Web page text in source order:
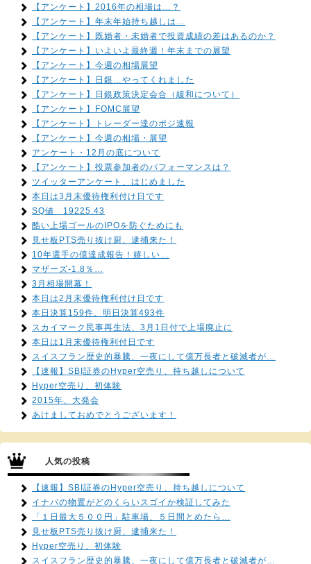
【アンケート】2016年の相場は…？
【アンケート】年末年始持ち越しは…
【アンケート】既婚者・未婚者で投資成績の差はあるのか？
【アンケート】いよいよ最終週！年末までの展望
【アンケート】今週の相場展望
【アンケート】日銀…やってくれました
【アンケート】日銀政策決定会合（緩和について）
【アンケート】FOMC展望
【アンケート】トレーダー達のポジ速報
【アンケート】今週の相場・展望
アンケート・12月の底について
【アンケート】投票参加者のパフォーマンスは？
ツイッターアンケート、はじめました
本日は3月末優待権利付け日です
SQ値 19225.43
酷い上場ゴールのIPOを防ぐためにも
見せ板PTS売り抜け厨、逮捕来た！
10年選手の億達成報告！嬉しい…
マザーズ-1.8％…
3月相場開幕！
本日は2月末優待権利付け日です
本日決算159件、明日決算493件
スカイマーク民事再生法、3月1日付で上場廃止に
本日は1月末優待権利付日です
スイスフラン歴史的暴騰、一夜にして億万長者と破滅者が…
【速報】SBI証券のHyper空売り、持ち越しについて
Hyper空売り、初体験
2015年、大発会
あけましておめでとうございます！
人気の投稿
【速報】SBI証券のHyper空売り、持ち越しについて
イナバの物置がどのくらいスゴイか検証してみた
「１日最大５００円」駐車場、５日間とめたら…
見せ板PTS売り抜け厨、逮捕来た！
Hyper空売り、初体験
スイスフラン歴史的暴騰、一夜にして億万長者と破滅者が…